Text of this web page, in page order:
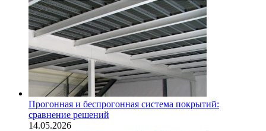
Прогонная и беспрогонная система покрытий:
сравнение решений
14.05.2026